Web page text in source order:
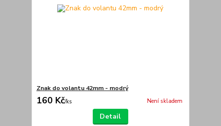
Znak do volantu 42mm - modrý
160 Kč/ks Není skladem
Detail